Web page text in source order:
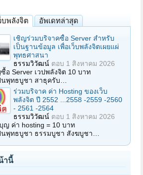
บพลังจิต อัพเดทล่าสุด
เชิญร่วมบริจาคซื้อ Server สำหรับ
เป็นฐานข้อมูล เพื่อเว็บพลังจิตเผยแผ่
พุทธศาสนา
ธรรมวิวัฒน์ ตอบ 1 สิงหาคม 2026
อ Server เวปพลังจิต 10 บาท
นพุทธบูชา สาธุครับ…
ร่วมบริจาค ค่า Hosting ของเว็บ
พลังจิต ปี 2552 ...2558 -2559 -2560
- 2561 -2564
ธรรมวิวัฒน์ ตอบ 1 สิงหาคม 2026
ญ ค่า hosting = 10 บาท
นพุทธบูชา ธรรมบูชา สังฆบูชา…
านี้